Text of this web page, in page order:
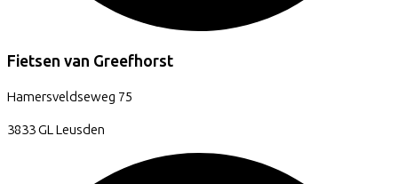
Fietsen van Greefhorst
Hamersveldseweg 75
3833 GLLeusden